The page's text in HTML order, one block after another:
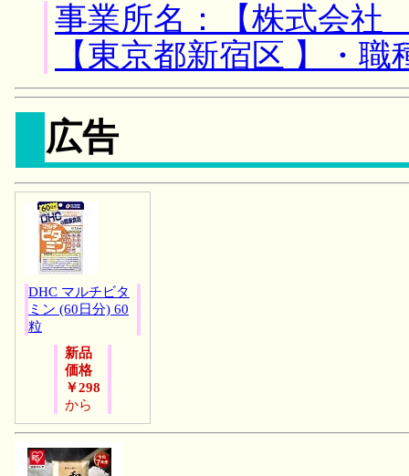
事業所名：【株式会
【東京都新宿区 】・
広告
DHC マルチビタ
ミン (60日分) 60
粒
新品
価格
￥298
から